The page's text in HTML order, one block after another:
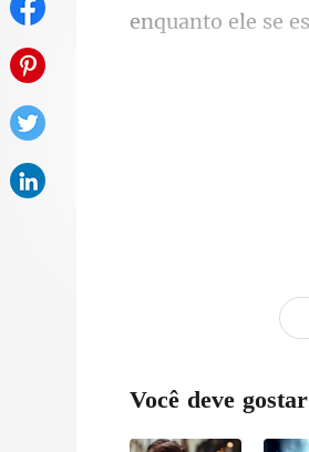
Você deve gostar